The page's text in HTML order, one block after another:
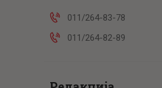
011/264-83-78
011/264-82-89